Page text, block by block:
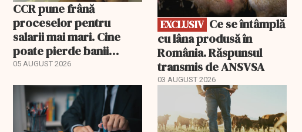
CCR pune frână
proceselor pentru
salarii mai mari. Cine
poate pierde banii
ceruți statului
05 AUGUST 2026
EXCLUSIV
cu lâna produsă în
România. Răspunsul
transmis de ANSVSA
03 AUGUST 2026